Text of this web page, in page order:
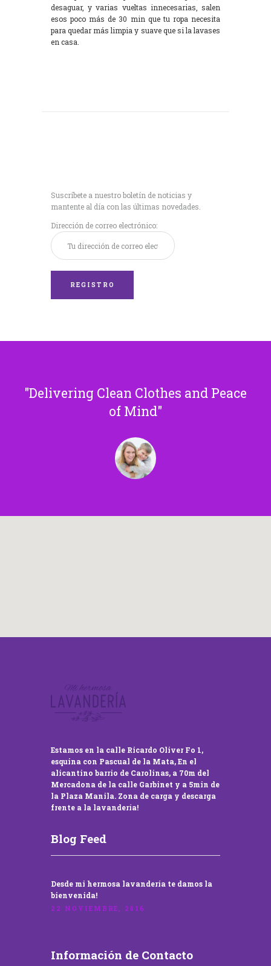
desaguar, y varias vueltas innecesarias, salen
esos poco más de 30 min que tu ropa necesita
para quedar más limpia y suave que si la lavases
en casa.
Suscríbete a nuestro boletín de noticias y
mantente al día con las últimas novedades.
Dirección de correo electrónico:
Delivering Clean Clothes and Peace
of Mind
Estamos en la calle Ricardo Oliver Fo 1,
esquina con Pascual de la Mata, En el
alicantino barrio de Carolinas, a 70m del
Mercadona de la calle Garbinet y a 5min de
la Plaza Manila. Zona de carga y descarga
frente a la lavandería!
Blog Feed
Desde mi hermosa lavandería te damos la
bienvenida!
22 NOVIEMBRE, 2016
Información de Contacto